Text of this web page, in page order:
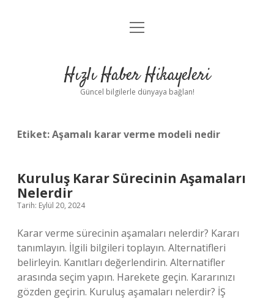
Anasayfa
Yasal Uyarı
menüyü
Hızlı Haber Hikayeleri
Güncel bilgilerle dünyaya bağlan!
Etiket:Aşamalı karar verme modeli nedir
Kuruluş Karar Sürecinin Aşamaları
Nelerdir
Tarih: Eylül 20, 2024
Karar verme sürecinin aşamaları nelerdir? Kararı
tanımlayın. İlgili bilgileri toplayın. Alternatifleri
belirleyin. Kanıtları değerlendirin. Alternatifler
arasında seçim yapın. Harekete geçin. Kararınızı
gözden geçirin. Kuruluş aşamaları nelerdir? İŞ